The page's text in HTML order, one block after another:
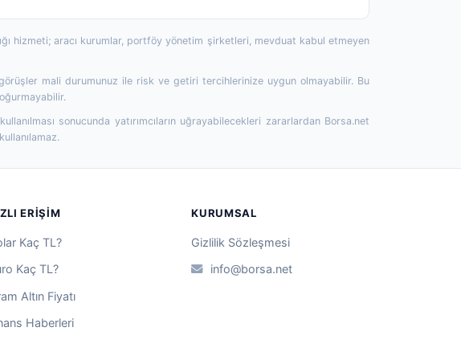
hizmeti; aracı kurumlar, portföy yönetim şirketleri, mevduat kabul etmeyen
mali durumunuz ile risk ve getiri tercihlerinize uygun olmayabilir. Bu
sonucunda yatırımcıların uğrayabilecekleri zararlardan Borsa.net
ERIŞIM
Kaç TL?
Kaç TL?
Altın Fiyatı
Haberleri
KURUMSAL
Gizlilik Sözleşmesi
info@borsa.net